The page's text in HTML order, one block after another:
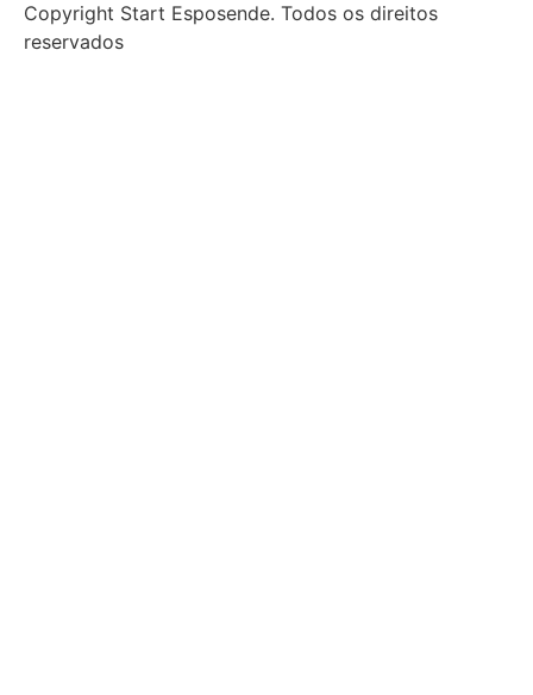
Copyright Start Esposende. Todos os direitos
reservados